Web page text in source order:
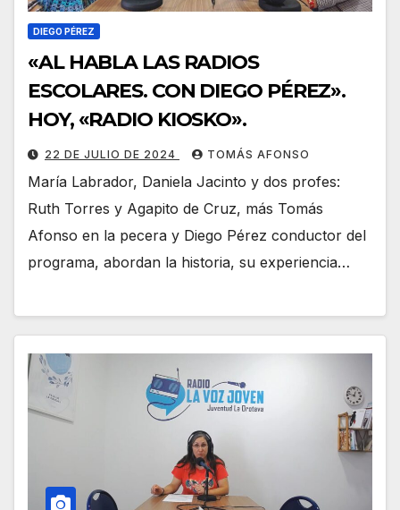
DIEGO PÉREZ
«AL HABLA LAS RADIOS
ESCOLARES. CON DIEGO PÉREZ».
HOY, «RADIO KIOSKO».
22 DE JULIO DE 2024 TOMÁS AFONSO
María Labrador, Daniela Jacinto y dos profes:
Ruth Torres y Agapito de Cruz, más Tomás
Afonso en la pecera y Diego Pérez conductor del
programa, abordan la historia, su experiencia…